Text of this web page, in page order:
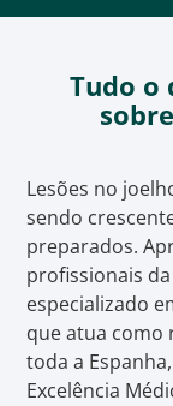
Tudo o
Lesões no
sendo
preparados.
profissionais da
especializado
que atua como
toda a
Excelência